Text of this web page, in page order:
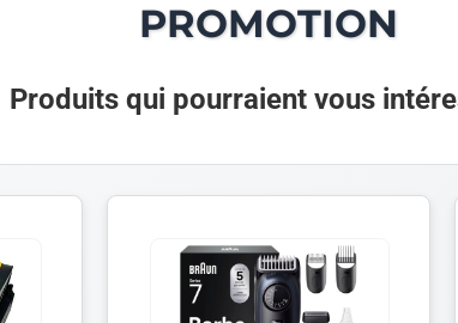
PROMOTION
Produits qui pourraient vous